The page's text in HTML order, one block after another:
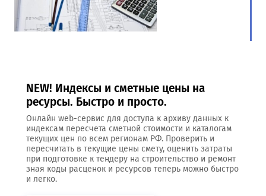
NEW! Индексы и сметные цены на
ресурсы. Быстро и просто.
Онлайн web-сервис для доступа к архиву данных к
индексам пересчета сметной стоимости и каталогам
текущих цен по всем регионам РФ. Проверить и
пересчитать в текущие цены смету, оценить затраты
при подготовке к тендеру на строительство и ремонт
зная коды расценок и ресурсов теперь можно быстро
и легко.